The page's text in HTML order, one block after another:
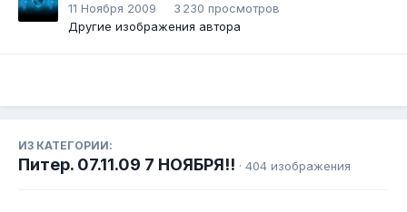
11 Ноября 2009
3 230 просмотров
Другие изображения автора
ИЗ КАТЕГОРИИ:
Питер. 07.11.09 7 НОЯБРЯ!! · 404 изображения